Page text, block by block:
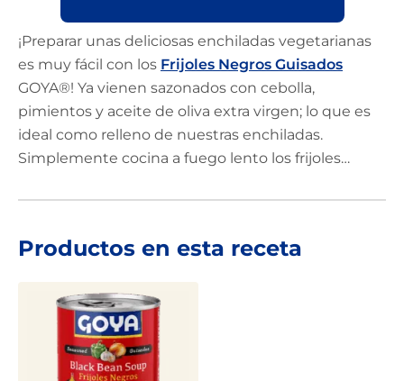
¡Preparar unas deliciosas enchiladas vegetarianas
es muy fácil con los Frijoles Negros Guisados
GOYA®! Ya vienen sazonados con cebolla,
pimientos y aceite de oliva extra virgen; lo que es
ideal como relleno de nuestras enchiladas.
Simplemente cocina a fuego lento los frijoles
cremosos, luego colócalos sobre tortillas de maíz y
Para terminar agrega bastante salsa para
Productos en esta receta